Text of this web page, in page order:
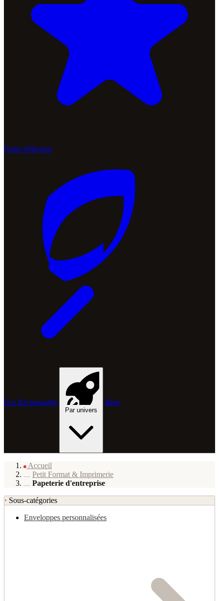
Notre Sélection
Éco Responsable
Par univers
Blog
Accueil
Petit Format & Imprimerie
Papeterie d'entreprise
· Sous-catégories
Enveloppes personnalisées